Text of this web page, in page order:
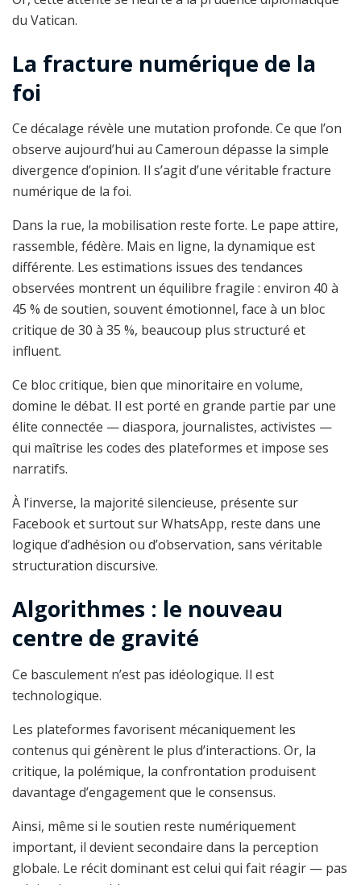
du Vatican.
La fracture numérique de la
foi
Ce décalage révèle une mutation profonde. Ce que l’on
observe aujourd’hui au Cameroun dépasse la simple
divergence d’opinion. Il s’agit d’une véritable fracture
numérique de la foi.
Dans la rue, la mobilisation reste forte. Le pape attire,
rassemble, fédère. Mais en ligne, la dynamique est
différente. Les estimations issues des tendances
observées montrent un équilibre fragile : environ 40 à
45 % de soutien, souvent émotionnel, face à un bloc
critique de 30 à 35 %, beaucoup plus structuré et
influent.
Ce bloc critique, bien que minoritaire en volume,
domine le débat. Il est porté en grande partie par une
élite connectée — diaspora, journalistes, activistes —
qui maîtrise les codes des plateformes et impose ses
narratifs.
À l’inverse, la majorité silencieuse, présente sur
Facebook et surtout sur WhatsApp, reste dans une
logique d’adhésion ou d’observation, sans véritable
structuration discursive.
Algorithmes : le nouveau
centre de gravité
Ce basculement n’est pas idéologique. Il est
technologique.
Les plateformes favorisent mécaniquement les
contenus qui génèrent le plus d’interactions. Or, la
critique, la polémique, la confrontation produisent
davantage d’engagement que le consensus.
Ainsi, même si le soutien reste numériquement
important, il devient secondaire dans la perception
globale. Le récit dominant est celui qui fait réagir — pas